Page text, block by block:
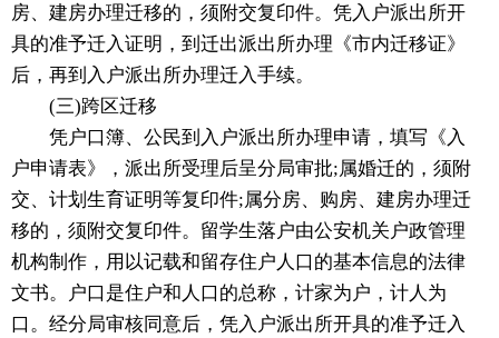
房、建房办理迁移的，须附交复印件。凭入户派出所开
具的准予迁入证明，到迁出派出所办理《市内迁移证》
后，再到入户派出所办理迁入手续。
(三)跨区迁移
凭户口簿、公民到入户派出所办理申请，填写《入
户申请表》，派出所受理后呈分局审批;属婚迁的，须附
交、计划生育证明等复印件;属分房、购房、建房办理迁
移的，须附交复印件。留学生落户由公安机关户政管理
机构制作，用以记载和留存住户人口的基本信息的法律
文书。户口是住户和人口的总称，计家为户，计人为
口。经分局审核同意后，凭入户派出所开具的准予迁入